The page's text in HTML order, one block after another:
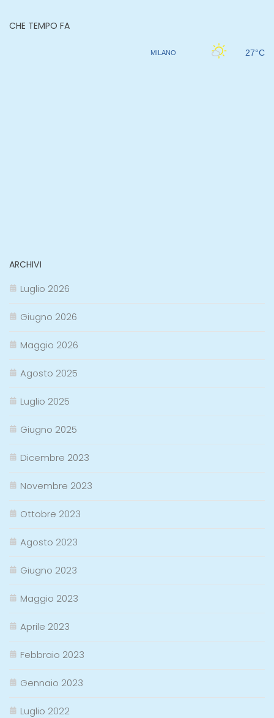
CHE TEMPO FA
ARCHIVI
Luglio 2026
Giugno 2026
Maggio 2026
Agosto 2025
Luglio 2025
Giugno 2025
Dicembre 2023
Novembre 2023
Ottobre 2023
Agosto 2023
Giugno 2023
Maggio 2023
Aprile 2023
Febbraio 2023
Gennaio 2023
Luglio 2022